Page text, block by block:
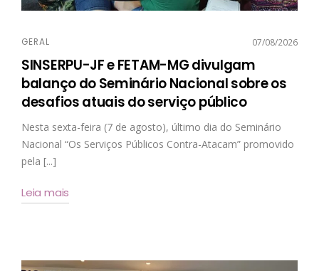
GERAL 07/08/2026
SINSERPU-JF e FETAM-MG divulgam
balanço do Seminário Nacional sobre os
desafios atuais do serviço público
Nesta sexta-feira (7 de agosto), último dia do Seminário
Nacional “Os Serviços Públicos Contra-Atacam” promovido
pela [...]
Leia mais